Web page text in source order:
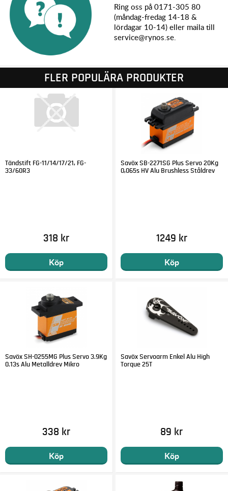
Ring oss på 0171-305 80
(måndag-fredag 14-18 &
lördagar 10-14) eller maila till
service@rynos.se.
FLER POPULÄRA PRODUKTER
Tändstift FG-11/14/17/21, FG-
33/60R3
318 kr
Köp
Savöx SB-2271SG Plus Servo 20Kg
0,065s HV Alu Brushless Ståldrev
1249 kr
Köp
Savöx SH-0255MG Plus Servo 3.9Kg
0.13s Alu Metalldrev Mikro
338 kr
Köp
Savöx Servoarm Enkel Alu High
Torque 25T
89 kr
Köp